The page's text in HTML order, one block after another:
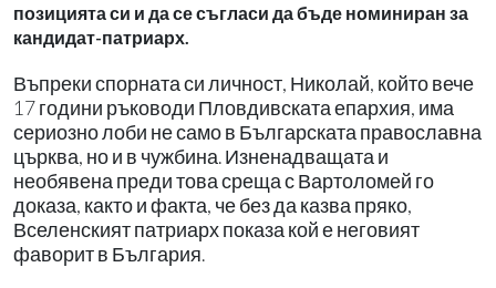
позицията си и да се съгласи да бъде номиниран за
кандидат-патриарх.
Въпреки спорната си личност, Николай, който вече
17 години ръководи Пловдивската епархия, има
сериозно лоби не само в Българската православна
църква, но и в чужбина. Изненадващата и
необявена преди това среща с Вартоломей го
доказа, както и факта, че без да казва пряко,
Вселенският патриарх показа кой е неговият
фаворит в България.